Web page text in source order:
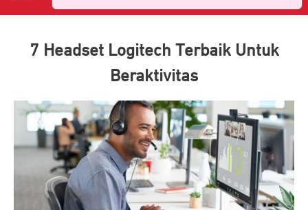
7 Headset Logitech Terbaik Untuk
Beraktivitas